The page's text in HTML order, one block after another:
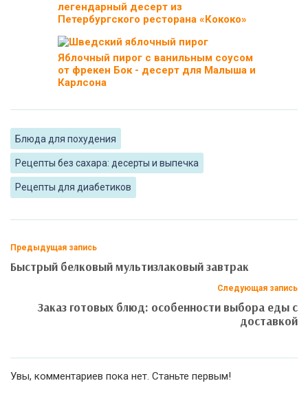
легендарный десерт из
Петербургского ресторана «Кококо»
Яблочный пирог с ванильным соусом
от фрекен Бок - десерт для Малыша и
Карлсона
Блюда для похудения
Рецепты без сахара: десерты и выпечка
Рецепты для диабетиков
Предыдущая запись
Быстрый белковый мультизлаковый завтрак
Следующая запись
Заказ готовых блюд: особенности выбора еды с
доставкой
Увы, комментариев пока нет. Станьте первым!